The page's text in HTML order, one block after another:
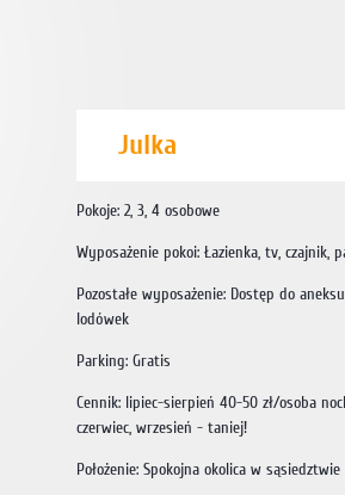
Julka
Pokoje: 2, 3, 4 osobowe
Wyposażenie pokoi: Łazienka, tv, czajnik,
Pozostałe wyposażenie: Dostęp do
lodówek
Parking: Gratis
Cennik: lipiec-sierpień 40-50 zł/osoba
czerwiec, wrzesień - taniej!
Położenie: Spokojna okolica w sąsiedztwie